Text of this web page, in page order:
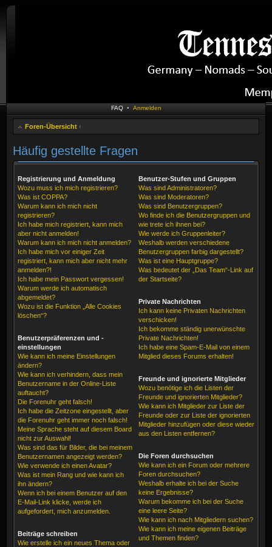
FAQ • Anmelden
Foren-Übersicht ‹
Häufig gestellte Fragen
Registrierung und Anmeldung
Wozu muss ich mich registrieren?
Was ist COPPA?
Warum kann ich mich nicht
registrieren?
Ich habe mich registriert, kann mich
aber nicht anmelden!
Warum kann ich mich nicht anmelden?
Ich habe mich vor einiger Zeit
registriert, kann mich aber nicht mehr
anmelden?!
Ich habe mein Passwort vergessen!
Warum werde ich automatisch
abgemeldet?
Wozu ist die Funktion „Alle Cookies
löschen“?
Benutzerpräferenzen und -
einstellungen
Wie kann ich meine Einstellungen
ändern?
Wie kann ich verhindern, dass mein
Benutzername in der Online-Liste
auftaucht?
Die Forenuhr geht falsch!
Ich habe die Zeitzone eingestellt, aber
die Forenuhr geht immer noch falsch!
Meine Sprache steht auf diesem Board
nicht zur Auswahl!
Was sind das für Bilder, die bei meinem
Benutzernamen angezeigt werden?
Wie verwende ich einen Avatar?
Was ist mein Rang und wie kann ich
ihn ändern?
Wenn ich bei einem Benutzer auf den
E-Mail-Link klicke, werde ich
aufgefordert, mich anzumelden.
Beiträge schreiben
Wie erstelle ich ein neues Thema oder
Benutzer-Stufen und Gruppen
Was sind Administratoren?
Was sind Moderatoren?
Was sind Benutzergruppen?
Wo finde ich die Benutzergruppen und
wie trete ich ihnen bei?
Wie werde ich Gruppenleiter?
Weshalb werden verschiedene
Benutzergruppen farbig dargestellt?
Was ist eine Hauptgruppe?
Was bedeutet der „Das Team“-Link auf
der Startseite?
Private Nachrichten
Ich kann keine Privaten Nachrichten
verschicken!
Ich bekomme ständig unerwünschte
Private Nachrichten!
Ich habe eine Spam-E-Mail von einem
Mitglied dieses Forums erhalten!
Freunde und ignorierte Mitglieder
Wozu benötige ich die Listen der
Freunde und ignorierten Mitglieder?
Wie kann ich Mitglieder zur Liste der
Freunde oder zur Liste der ignorierten
Mitglieder hinzufügen oder diese wieder
aus den Listen entfernen?
Die Foren durchsuchen
Wie kann ich ein Forum oder mehrere
Foren durchsuchen?
Weshalb erhalte ich bei der Suche
keine Ergebnisse?
Warum bekomme ich bei der Suche
eine leere Seite?
Wie kann ich nach Mitgliedern suchen?
Wie kann ich meine eigenen Beiträge
und Themen finden?